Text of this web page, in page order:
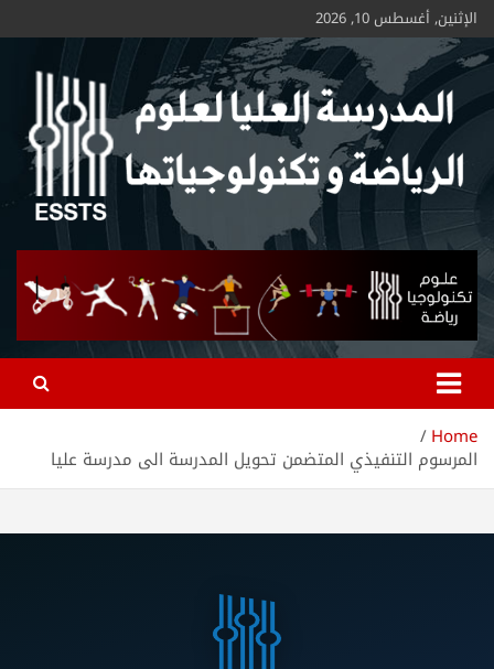
الإثنين, أغسطس 10, 2026
ESSTS
Home
المرسوم التنفيذي المتضمن تحويل المدرسة الى مدرسة عليا